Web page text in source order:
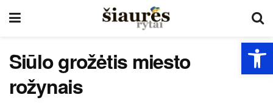
Siūlo grožėtis miesto
rožynais